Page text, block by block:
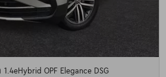
1.4eHybrid OPF Elegance DSG